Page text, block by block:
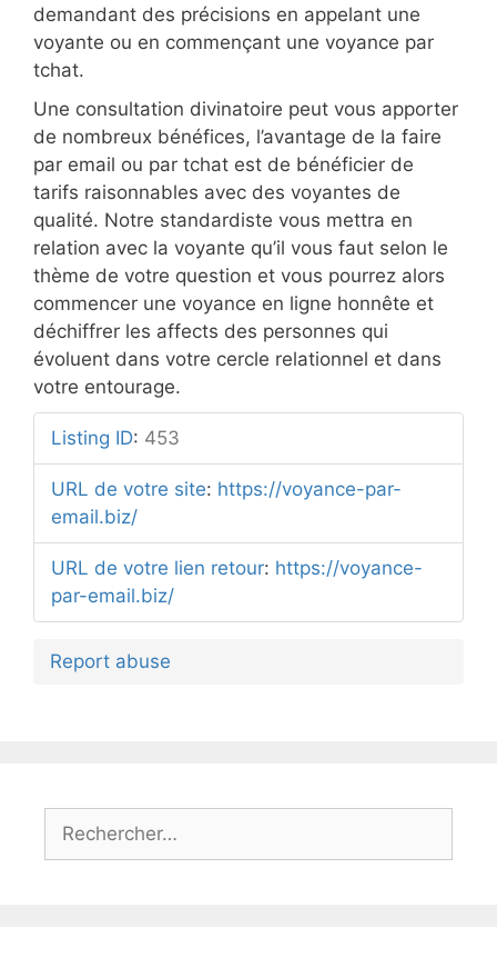
demandant des précisions en appelant une
voyante ou en commençant une voyance par
tchat.
Une consultation divinatoire peut vous apporter
de nombreux bénéfices, l’avantage de la faire
par email ou par tchat est de bénéficier de
tarifs raisonnables avec des voyantes de
qualité. Notre standardiste vous mettra en
relation avec la voyante qu’il vous faut selon le
thème de votre question et vous pourrez alors
commencer une voyance en ligne honnête et
déchiffrer les affects des personnes qui
évoluent dans votre cercle relationnel et dans
votre entourage.
Listing ID: 453
URL de votre site: https://voyance-par-
email.biz/
URL de votre lien retour: https://voyance-
par-email.biz/
Report abuse